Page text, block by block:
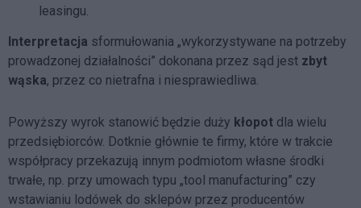
leasingu.
Interpretacja sformułowania „wykorzystywane na potrzeby
prowadzonej działalności” dokonana przez sąd jest zbyt
wąska, przez co nietrafna i niesprawiedliwa.
Powyższy wyrok stanowić będzie duży kłopot dla wielu
przedsiębiorców. Dotknie głównie te firmy, które w trakcie
współpracy przekazują innym podmiotom własne środki
trwałe, np. przy umowach typu „tool manufacturing” czy
wstawianiu lodówek do sklepów przez producentów